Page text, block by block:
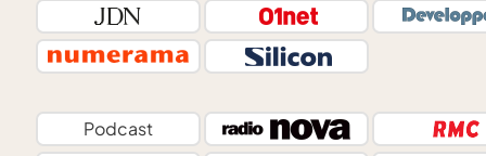
Podcast